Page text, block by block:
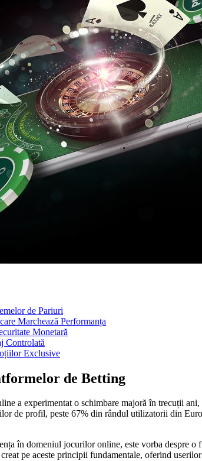
de Pariuri
Marchează Performanța
Monetară
Controlată
Exclusive
de Betting
a experimentat o schimbare majoră în trecuții
de profil, peste 67% din rândul utilizatorii din
în domeniul jocurilor online, este vorba despre
pe aceste principii fundamentale, oferind